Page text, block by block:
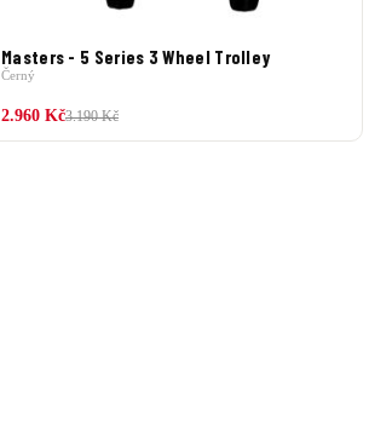
Masters - 5 Series 3 Wheel Trolley
Černý
2.960 Kč3.190 Kč